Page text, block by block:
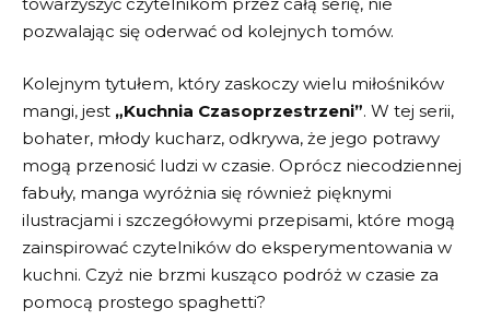
pozwalając się oderwać od kolejnych tomów.
Kolejnym tytułem, który zaskoczy ⁤wielu miłośników
mangi,‌ jest „Kuchnia⁤ Czasoprzestrzeni”. W tej serii,
bohater, ⁣młody kucharz, odkrywa, że ⁣jego potrawy
mogą przenosić ludzi w czasie. ⁤Oprócz niecodziennej
⁣fabuły, manga wyróżnia się również pięknymi
ilustracjami i szczegółowymi przepisami, które mogą
zainspirować czytelników do eksperymentowania w
kuchni. Czyż nie brzmi kusząco ⁢podróż w czasie za
pomocą prostego spaghetti?